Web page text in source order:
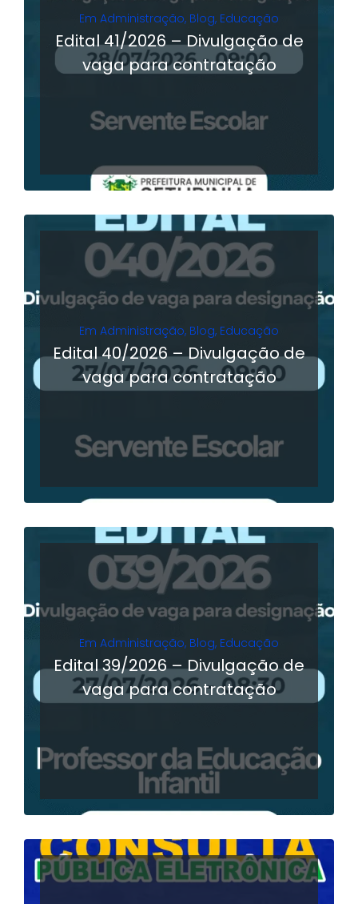
Em Administração, Blog, Educação
Edital 41/2026 – Divulgação de
vaga para contratação
Em Administração, Blog, Educação
Edital 40/2026 – Divulgação de
vaga para contratação
Em Administração, Blog, Educação
Edital 39/2026 – Divulgação de
vaga para contratação